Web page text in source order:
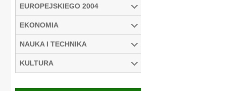
EUROPEJSKIEGO 2004
EKONOMIA
NAUKA I TECHNIKA
KULTURA